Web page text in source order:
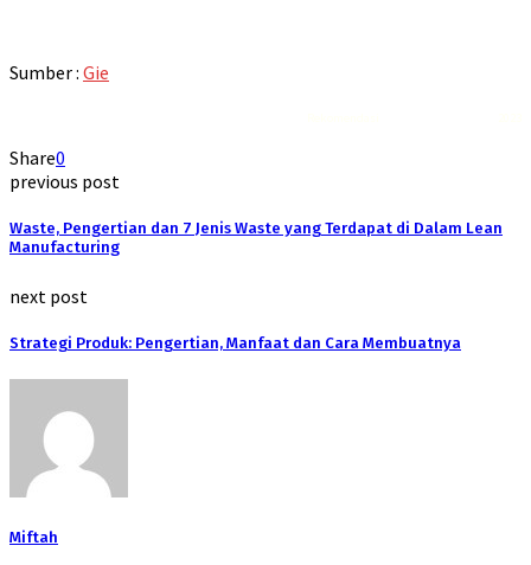
Sumber : Gie
Share0
previous post
Waste, Pengertian dan 7 Jenis Waste yang Terdapat di Dalam Lean
Manufacturing
next post
Strategi Produk: Pengertian, Manfaat dan Cara Membuatnya
Miftah